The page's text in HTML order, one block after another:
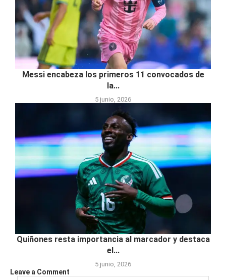
Messi encabeza los primeros 11 convocados de
la...
5 junio, 2026
Quiñones resta importancia al marcador y destaca
el...
5 junio, 2026
Leave a Comment